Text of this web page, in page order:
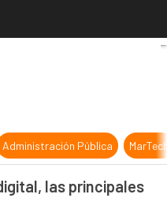
y estrategia digital,
Administración Pública
las principales